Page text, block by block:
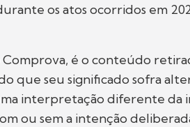
os atos ocorridos em
Comprova, é o conteúdo
que seu significado sofra
interpretação diferente da
ou sem a intenção